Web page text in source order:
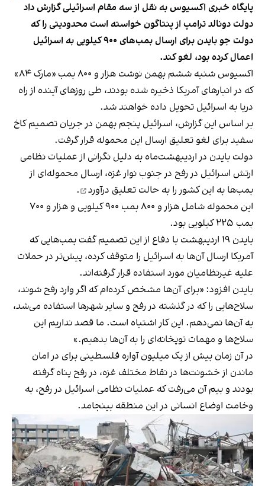
پایگاه خبری اکسیوس به نقل از سه مقام اسرائیلی گزارش داد
دولت دونالد ترامپ از پنتاگون خواسته است محدودیتی را که
دولت جو بایدن برای ارسال بمب‌های ۹۰۰ کیلویی به اسرائیل
اعمال کرده بود، لغو کند.
اکسیوس شنبه ششم بهمن نوشت هزار و ۸۰۰ بمب «مارک ۸۴»
که در انبارهای آمریکا ذخیره شده بودند، طی روزهای آینده از راه
دریا به اسرائیل تحویل داده خواهند شد.
بر اساس این گزارش، اسرائیل پنجم بهمن در جریان تصمیم کاخ
سفید برای لغو تعلیق ارسال این محموله قرار گرفت.
دولت بایدن در اردیبهشت‌ماه به دلیل نگرانی از عملیات نظامی
ارتش اسرائیل در رفح در جنوب نوار غزه، ارسال محموله‌ای از
بمب‌ها به این کشور را به حالت تعلیق درآورد
.
این محموله شامل هزار و ۸۰۰ بمب ۹۰۰ کیلویی و هزار و ۷۰۰
بمب ۲۲۵ کیلویی بود.
بایدن ۱۹ اردیبهشت
با دفاع از این تصمیم گفت بمب‌هایی که
آمریکا ارسال آن‌ها به اسرائیل را متوقف کرده، پیش‌تر در حملات
علیه غیرنظامیان مورد استفاده قرار گرفته‌اند.
بایدن افزود: «برای آن‌ها مشخص کرده‌ام که اگر وارد رفح شوند،
سلاح‌هایی را که در گذشته در رفح و سایر شهرها استفاده می‌شد،
به آن‌ها نمی‌دهم. این کار اشتباه است. ما قصد نداریم این
سلاح‌ها و مهمات توپخانه‌ای را به آن‌ها بدهیم.»
در آن زمان بیش از یک میلیون آواره فلسطینی برای در امان
ماندن از خشونت‌‍‌ها در نقاط مختلف غزه، در رفح پناه گرفته‌
بودند و بیم آن می‌رفت که عملیات نظامی اسرائیل در رفح، به
وخامت اوضاع انسانی در این منطقه بینجامد.